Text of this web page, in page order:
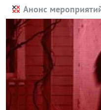
Анонс